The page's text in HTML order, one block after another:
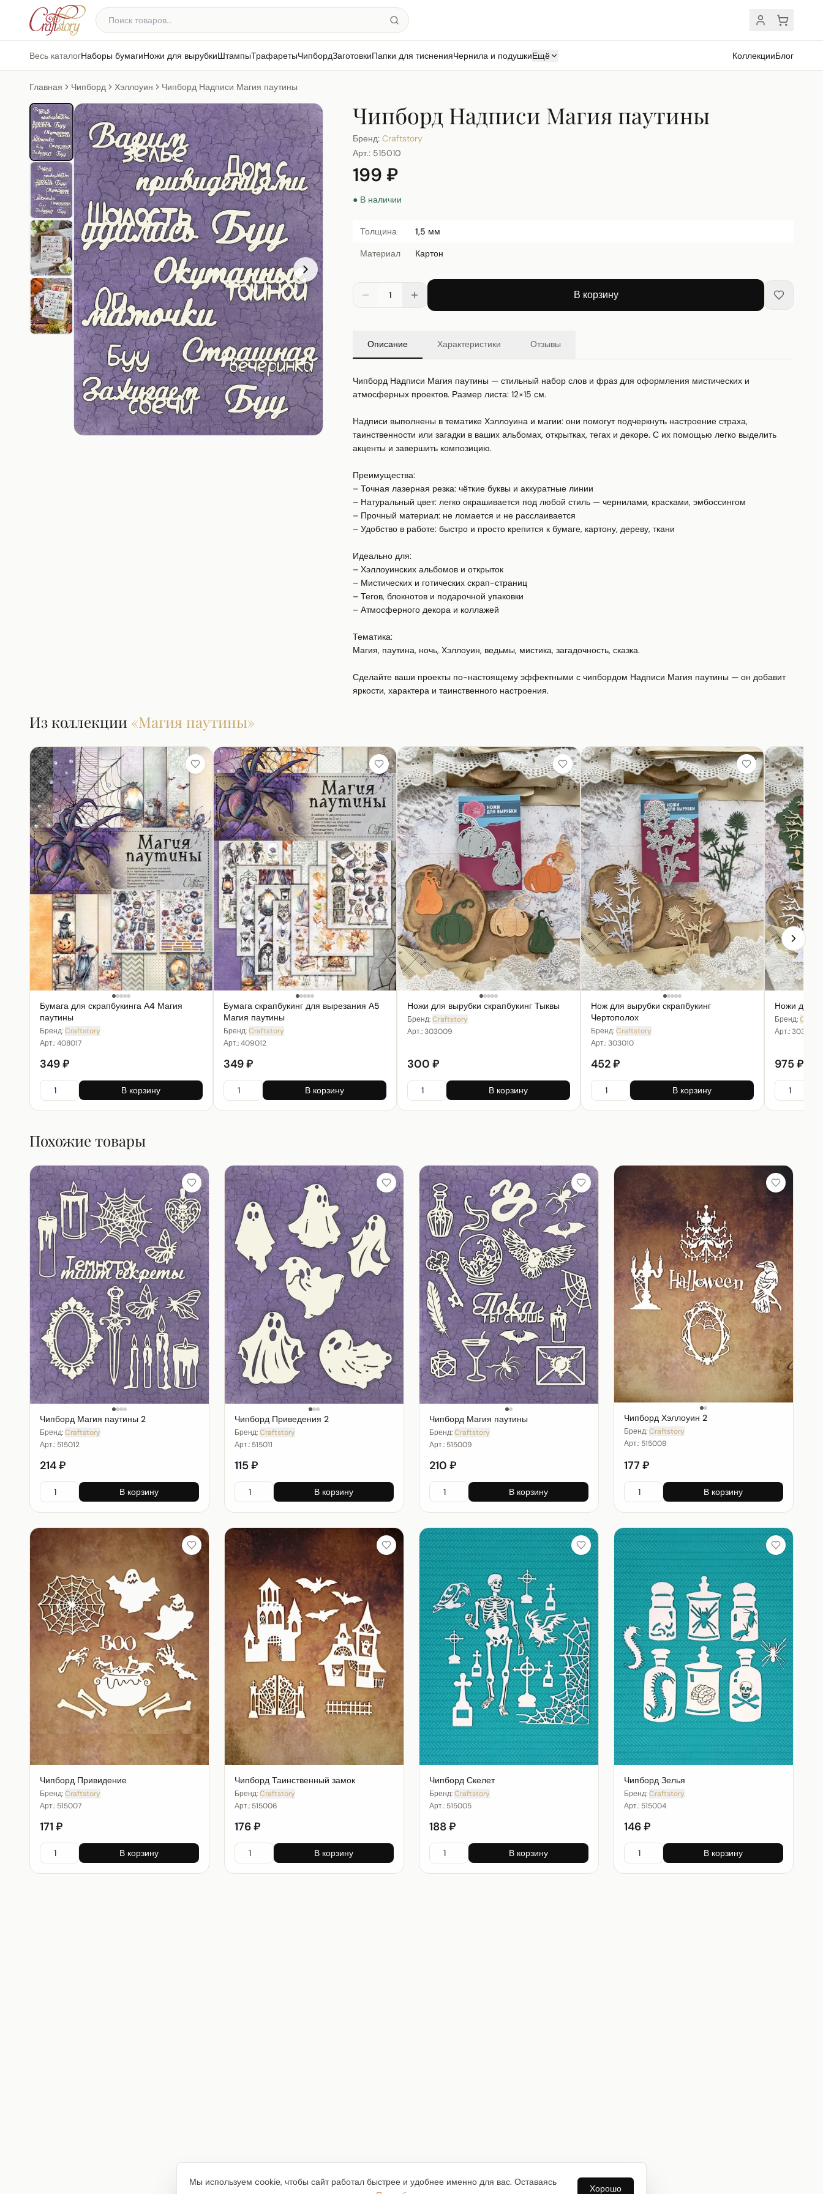
Весь каталогНаборы бумагиНожи для вырубкиШтампыТрафаретыЧипбордЗаготовкиПапки для тисненияЧернила и подушкиЕщё КоллекцииБлог
Главная Чипборд Хэллоуин Чипборд Надписи Магия паутины
Чипборд Надписи Магия паутины
Бренд: Craftstory
Арт.: 515010
199 ₽
● В наличии
Толщина
1,5 мм
Материал
Картон
1 В корзину
Описание Характеристики Отзывы
Чипборд Надписи Магия паутины — стильный набор слов и фраз для оформления мистических и
атмосферных проектов. Размер листа: 12×15 см.
Надписи выполнены в тематике Хэллоуина и магии: они помогут подчеркнуть настроение страха,
таинственности или загадки в ваших альбомах, открытках, тегах и декоре. С их помощью легко выделить
акценты и завершить композицию.
Преимущества:
– Точная лазерная резка: чёткие буквы и аккуратные линии
– Натуральный цвет: легко окрашивается под любой стиль — чернилами, красками, эмбоссингом
– Прочный материал: не ломается и не расслаивается
– Удобство в работе: быстро и просто крепится к бумаге, картону, дереву, ткани
Идеально для:
– Хэллоуинских альбомов и открыток
– Мистических и готических скрап-страниц
– Тегов, блокнотов и подарочной упаковки
– Атмосферного декора и коллажей
Тематика:
Магия, паутина, ночь, Хэллоуин, ведьмы, мистика, загадочность, сказка.
Сделайте ваши проекты по-настоящему эффектными с чипбордом Надписи Магия паутины — он добавит
яркости, характера и таинственного настроения.
Из коллекции «Магия паутины»
Бумага для скрапбукинга А4 Магия
паутины
Бренд:Craftstory
Арт.:408017
349 ₽
В корзину
Бумага скрапбукинг для вырезания А5
Магия паутины
Бренд:Craftstory
Арт.:409012
349 ₽
В корзину
Ножи для вырубки скрапбукинг Тыквы
Бренд:Craftstory
Арт.:303009
300 ₽
В корзину
Нож для вырубки скрапбукинг
Чертополох
Бренд:Craftstory
Арт.:303010
452 ₽
В корзину
Ножи для
Бренд:
Арт.:303011
975 ₽
Похожие товары
Чипборд Магия паутины 2
Бренд:Craftstory
Арт.: 515012
214 ₽
В корзину
Чипборд Приведения 2
Бренд:Craftstory
Арт.: 515011
115 ₽
В корзину
Чипборд Магия паутины
Бренд:Craftstory
Арт.: 515009
210 ₽
В корзину
Чипборд Хэллоуин 2
Бренд:Craftstory
Арт.: 515008
177 ₽
В корзину
Чипборд Привидение
Бренд:Craftstory
Арт.: 515007
171 ₽
В корзину
Чипборд Таинственный замок
Бренд:Craftstory
Арт.: 515006
176 ₽
В корзину
Чипборд Скелет
Бренд:Craftstory
Арт.: 515005
188 ₽
В корзину
Чипборд Зелья
Бренд:Craftstory
Арт.: 515004
146 ₽
В корзину
Мы используем cookie, чтобы сайт работал быстрее и удобнее именно для вас. Оставаясь
Хорошо